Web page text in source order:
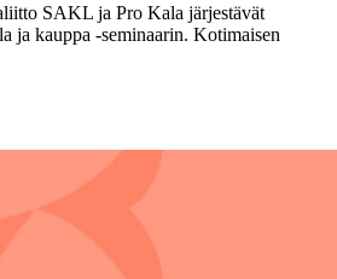
SAKL ja Pro Kala järjestävät
ja kauppa -seminaarin. Kotimaisen